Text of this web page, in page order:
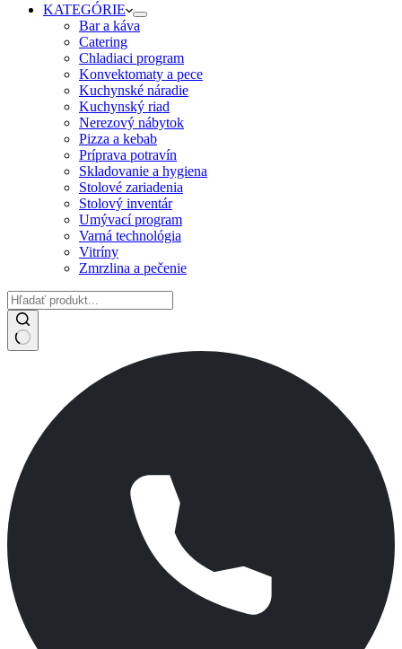
KATEGÓRIE
Bar a káva
Catering
Chladiaci program
Konvektomaty a pece
Kuchynské náradie
Kuchynský riad
Nerezový nábytok
Pizza a kebab
Príprava potravín
Skladovanie a hygiena
Stolové zariadenia
Stolový inventár
Umývací program
Varná technológia
Vitríny
Zmrzlina a pečenie